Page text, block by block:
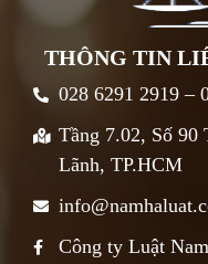
THÔNG TIN
028 6291 2919 –
Tầng 7.02, Số 90
Lãnh, TP.HCM
Công ty Luật